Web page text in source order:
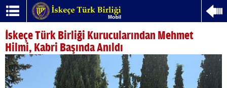
İskeçe Türk Birliği Kurucularından Mehmet
Hilmi, Kabri Başında Anıldı